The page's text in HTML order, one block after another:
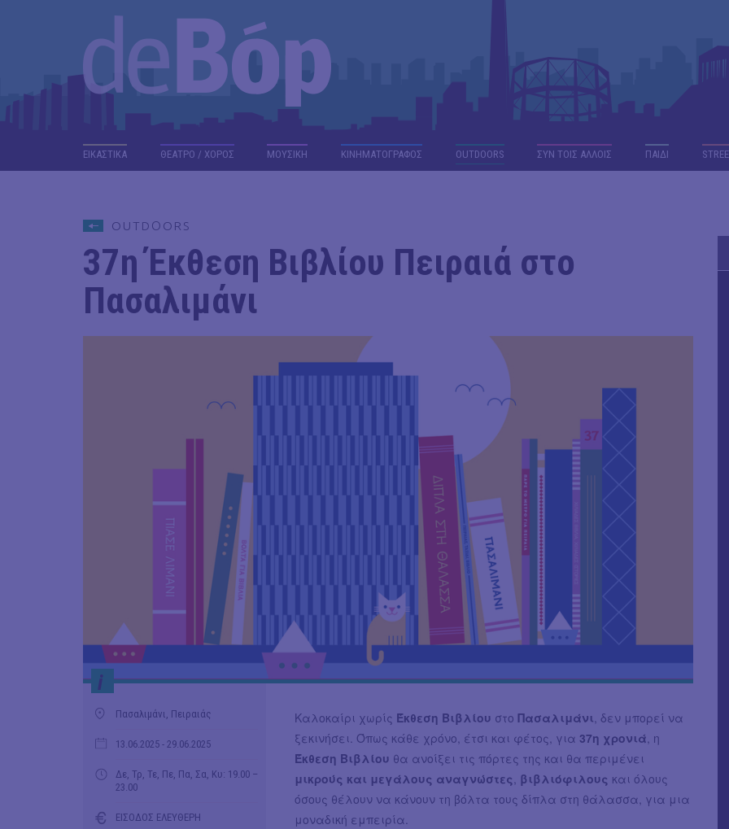
ΕΙΚΑΣΤΙΚΑ ΘΕΑΤΡΟ / ΧΟΡΟΣ ΜΟΥΣΙΚΗ ΚΙΝΗΜΑΤΟΓΡΑΦΟΣ OUTDΟORS ΣΥΝ ΤΟΙΣ ΑΛΛΟΙΣ ΠΑΙΔΙ
OUTDΟORS
37η Έκθεση Βιβλίου Πειραιά στο
Πασαλιμάνι
i
Πασαλιμάνι, Πειραιάς
13.06.2025 - 29.06.2025
Δε, Τρ, Τε, Πε, Πα, Σα, Κυ: 19.00 –
23.00
ΕΙΣΟΔΟΣ ΕΛΕΥΘΕΡΗ
Καλοκαίρι χωρίς Έκθεση Βιβλίου στο Πασαλιμάνι , δεν μπορεί να
ξεκινήσει. Όπως κάθε χρόνο, έτσι και φέτος, για 37η χρονιά , η
Έκθεση Βιβλίου θα ανοίξει τις πόρτες της και θα περιμένει
μικρούς και μεγάλους αναγνώστες βιβλιόφιλους και όλους
όσους θέλουν να κάνουν τη βόλτα τους δίπλα στη θάλασσα, για μια
μοναδική εμπειρία.